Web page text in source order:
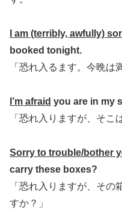
I am (terribly, awfully)
booked tonight.
「恐れ入るます。今晩は
I’m afraid you are in my
「恐れ入りますが、そこ
Sorry to trouble/bother
carry these boxes?
「恐れ入りますが、その
すか？」